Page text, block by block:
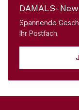
DAMALS-
Spannende
Ihr Postfach.